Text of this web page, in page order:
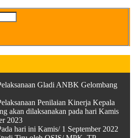
Gladi ANBK Gelombang
Penilaian Kinerja Kepala
akan dilaksanakan pada hari Kamis
2023
hari ini Kamis/ 1 September 2022